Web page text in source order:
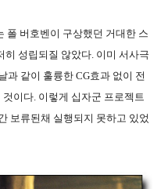
폴 버호벤이 구상했던 거대한 스
성립되질 않았다. 이미 서사극
과 같이 훌륭한 CG효과 없이 전
이다. 이렇게 십자군 프로젝트
보류된채 실행되지 못하고 있었